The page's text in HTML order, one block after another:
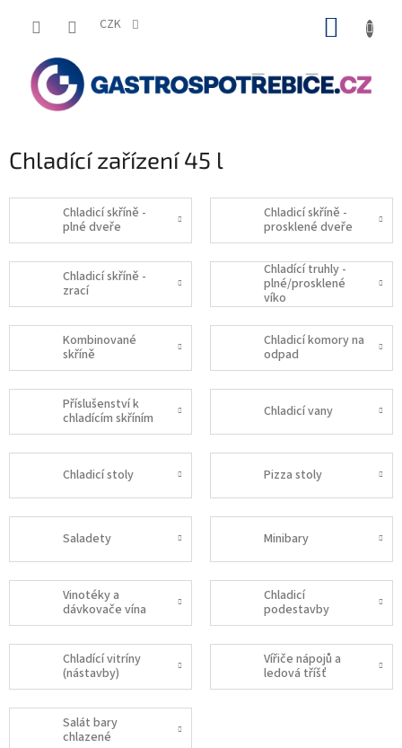
CZK
Chladící zařízení 45 l
Chladicí skříně -
plné dveře
Chladicí skříně -
prosklené dveře
Chladicí skříně -
zrací
Chladící truhly -
plné/prosklené
víko
Kombinované
skříně
Chladicí komory na
odpad
Příslušenství k
chladícím skříním
Chladicí vany
Chladicí stoly Pizza stoly
Saladety Minibary
Vinotéky a
dávkovače vína
Chladicí
podestavby
Chladící vitríny
(nástavby)
Vířiče nápojů a
ledová tříšť
Salát bary
chlazené